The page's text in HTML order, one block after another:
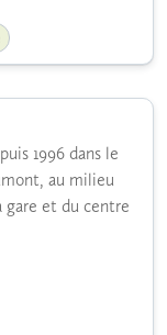
1996 dans le
au milieu
gare et du centre